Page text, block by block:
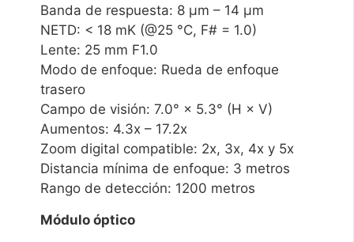
Banda de respuesta: 8 μm – 14 μm
NETD: < 18 mK (@25 °C, F# = 1.0)
Lente: 25 mm F1.0
Modo de enfoque: Rueda de enfoque
trasero
Campo de visión: 7.0° × 5.3° (H × V)
Aumentos: 4.3x – 17.2x
Zoom digital compatible: 2x, 3x, 4x y 5x
Distancia mínima de enfoque: 3 metros
Rango de detección: 1200 metros
Módulo óptico